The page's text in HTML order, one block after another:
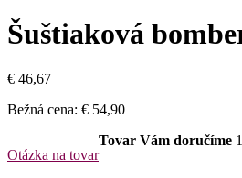
Šuštiaková
€ 46,67
Bežná cena: € 54,90
Otázka na tovar
Tovar Vám doručíme